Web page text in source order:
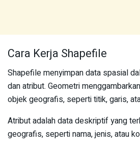
Cara Kerja Shapefile
Shapefile menyimpan data spasial
dan atribut. Geometri
objek geografis, seperti titik, garis,
Atribut adalah data deskriptif yang
geografis, seperti nama, jenis, atau